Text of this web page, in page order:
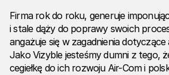
Firma rok do roku, generuje
i stale dąży do poprawy swoich
angażuje się w zagadnienia
Jako Vizyble jesteśmy dumni z tego,
cegiełkę do ich rozwoju Air-Com i